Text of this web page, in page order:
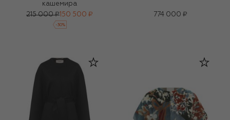
кашемира
215 000 ₽ 150 500 ₽
-30%
774 000 ₽